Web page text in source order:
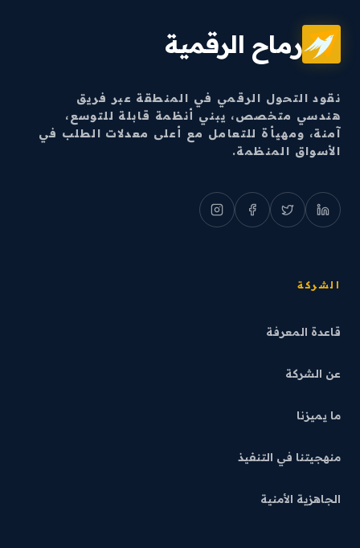
رماح الرقمية
نقود التحول الرقمي في المنطقة عبر فريق
هندسي متخصص، يبني أنظمة قابلة للتوسع،
آمنة، ومهيأة للتعامل مع أعلى معدلات الطلب في
الأسواق المنظمة.
الشركة
قاعدة المعرفة
عن الشركة
ما يميزنا
منهجيتنا في التنفيذ
الجاهزية الأمنية